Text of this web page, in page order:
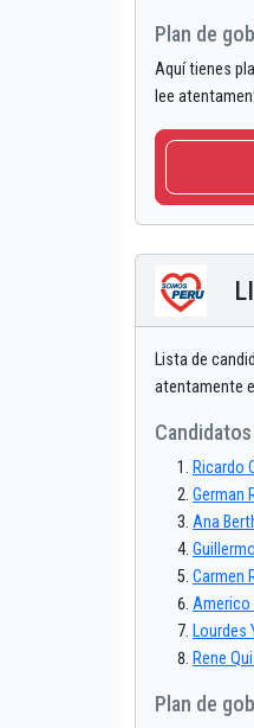
Plan de
Aquí tienes
lee
Lista de
atentamente
Ricardo
German
Ana
Carmen
Americo
Lourdes
Rene
Plan de